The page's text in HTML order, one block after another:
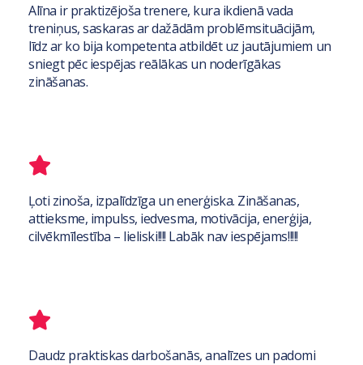
Alīna ir praktizējoša trenere, kura ikdienā vada
treniņus, saskaras ar dažādām problēmsituācijām,
līdz ar ko bija kompetenta atbildēt uz jautājumiem un
sniegt pēc iespējas reālākas un noderīgākas
zināšanas.
Ļoti zinoša, izpalīdzīga un enerģiska. Zināšanas,
attieksme, impulss, iedvesma, motivācija, enerģija,
cilvēkmīlestība – lieliski!!!! Labāk nav iespējams!!!!!
Daudz praktiskas darbošanās, analīzes un padomi